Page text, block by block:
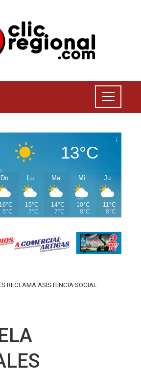
13°C
Do
16°C
5°C
Lu
15°C
7°C
Ma
14°C
7°C
Mi
10°C
8°C
Ju
11°C
8°C
RECLAMA ASISTENCIA SOCIAL